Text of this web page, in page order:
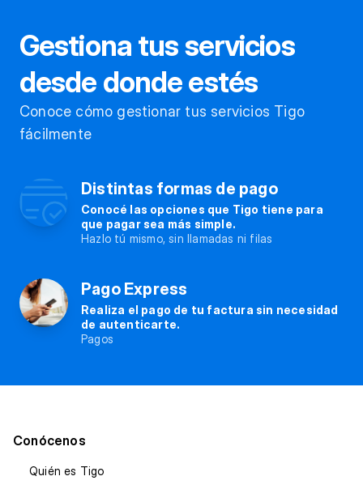
Gestiona tus servicios
desde donde estés
Conoce cómo gestionar tus servicios Tigo
fácilmente
Distintas formas de pago
Conocé las opciones que Tigo tiene para
que pagar sea más simple.
Hazlo tú mismo, sin llamadas ni filas
Pago Express
Realiza el pago de tu factura sin necesidad
de autenticarte.
Pagos
Conócenos
Quién es Tigo